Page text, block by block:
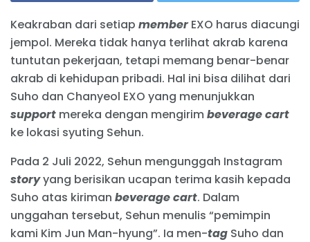
Keakraban dari setiap memberEXO harus diacungi
jempol. Mereka tidak hanya terlihat akrab karena
tuntutan pekerjaan, tetapi memang benar-benar
akrab di kehidupan pribadi. Hal ini bisa dilihat dari
Suho dan Chanyeol EXO yang menunjukkan
support mereka dengan mengirimbeverage cart
ke lokasi syuting Sehun.
Pada 2 Juli 2022, Sehun mengunggah Instagram
storyyang berisikan ucapan terima kasih kepada
Suho atas kiriman beverage cart. Dalam
unggahan tersebut, Sehun menulis “pemimpin
kami Kim Jun Man-hyung”. Ia men-tag Suho dan